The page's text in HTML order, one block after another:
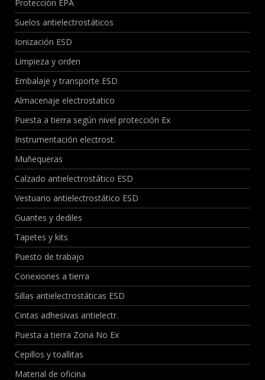
Protección EPA
Suelos antielectrostáticos
Ionización ESD
Limpieza y orden
Embalaje y transporte ESD
Almacenaje electrostatico
Puesta a tierra según nivel protección Ex
Instrumentación electrost.
Muñequeras
Calzado antielectrostático ESD
Vestuario antielectrostático ESD
Guantes y dediles
Tapetes y kits
Puesto de trabajo
Conexiones a tierra
Sillas antielectrostáticas ESD
Cintas adhesivas antielectr.
Puesta a tierra Zona No Ex
Cepillos y toallitas
Material de oficina